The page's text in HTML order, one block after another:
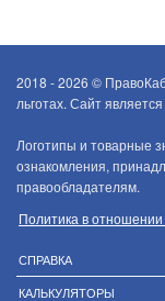
2018 - 2026 ©
льготах. Сайт
Логотипы и товарные
ознакомления,
правообладателям.
Политика в
СПРАВКА
КАЛЬКУЛЯТОРЫ